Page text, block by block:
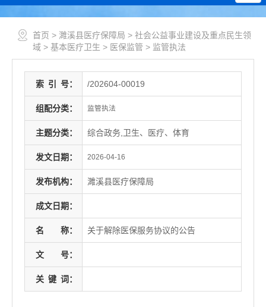
首页 > 濉溪县医疗保障局 > 社会公益事业建设及重点民生领
域 > 基本医疗卫生 > 医保监管 > 监管执法
索 引 号： /202604-00019
组配分类： 监管执法
主题分类： 综合政务,卫生、医疗、体育
发文日期： 2026-04-16
发布机构： 濉溪县医疗保障局
成文日期：
名 称： 关于解除医保服务协议的公告
文 号：
关 键 词：